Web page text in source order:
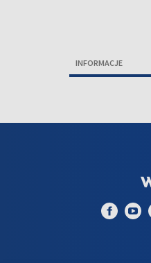
INFORMACJE